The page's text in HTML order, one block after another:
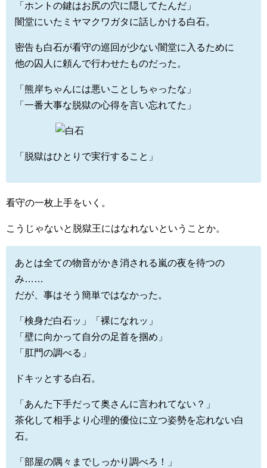
「ホントの鍵はお尻の穴に隠してたんだ」
闇堂にいたミヤマクワガタに話しかける白石。
密告も白石が看守の巡回が少ない闇堂に入るために
他の囚人に頼んで行わせたものだった。
「熊岸ちゃんには悪いことしちゃったな」
「一番大事な脱獄の心得を言い忘れてた」
「脱獄はひとりで実行すること」
看守の一枚上手をいく。
こうじゃないと脱獄王にはなれないということか。
あとは全ての物音がかき消される嵐の夜を待つの
み……
だが、事はそう簡単ではなかった。
「検身だ白石ッ」「裸になれッ」
「壁に向かって自分の足首を掴め」
「肛門の調べる」
ドキッとする白石。
「あんた下手だって奥さんに言われてない？」
茶化して相手より心理的優位に立つ姿勢を忘れない白
石。
「部屋の隅々までしっかり調べろ！」